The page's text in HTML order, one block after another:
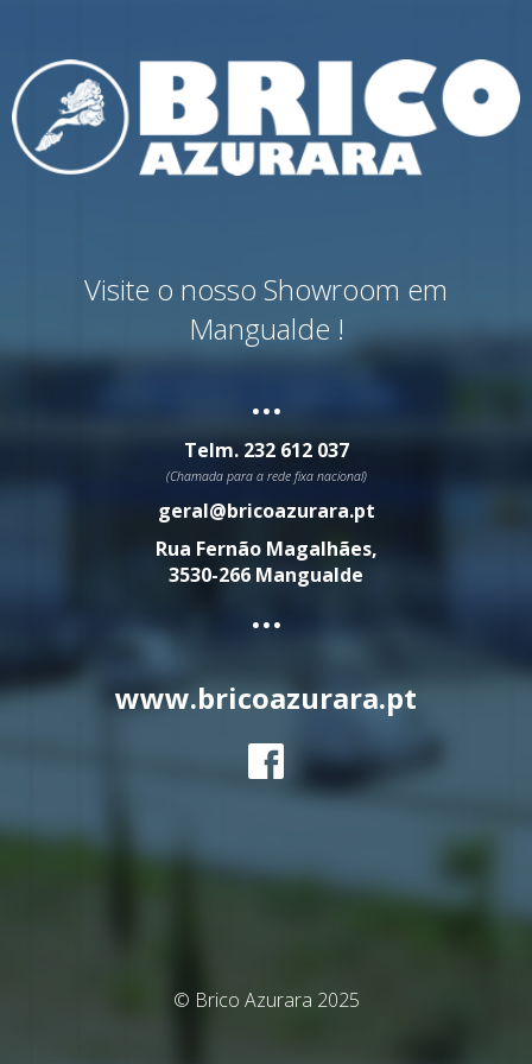
Visite o nosso Showroom em
Mangualde !
...
Telm. 232 612 037
(Chamada para a rede fixa nacional)
geral@bricoazurara.pt
Rua Fernão Magalhães,
3530-266 Mangualde
...
www.bricoazurara.pt
© Brico Azurara 2025